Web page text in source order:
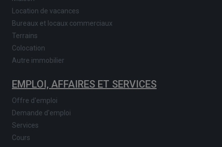
Location de vacances
Bureaux et locaux commerciaux
Terrains
Colocation
Autre immobilier
EMPLOI, AFFAIRES ET SERVICES
Offre d'emploi
Demande d'emploi
Services
Cours